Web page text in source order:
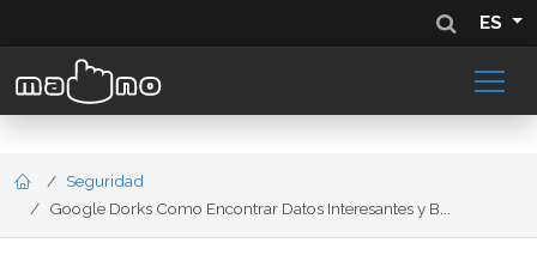
ES
Seguridad
Google Dorks Como Encontrar Datos Interesantes y B...